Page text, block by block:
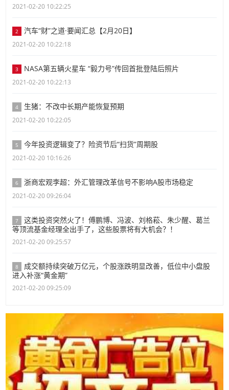
2021-02-20 10:22:25
2 汽车“财”之道·要闻汇总【2月20日】
2021-02-20 10:22:18
3 NASA第五辆火星车 “毅力号”传回首批登陆后照片
2021-02-20 10:22:13
4 生猪：不改中长期产能恢复预期
2021-02-20 10:22:05
5 今年投资逻辑变了？险资节后“扫货”周期股
2021-02-20 10:16:26
6 浙商宏观李超：外汇管理改革信号不影响A股市场稳定
2021-02-20 09:26:04
7
这类投资突然火了！傅鹏博、冯波、刘格菘、朱少醒、葛兰
等顶流基金经理全出手了，这些股票将有大机会？！
2021-02-20 09:25:57
8
成交额持续突破万亿元，个股涨跌明显改善，低位中小盘股
进入补涨“黄金期”
2021-02-20 09:25:09